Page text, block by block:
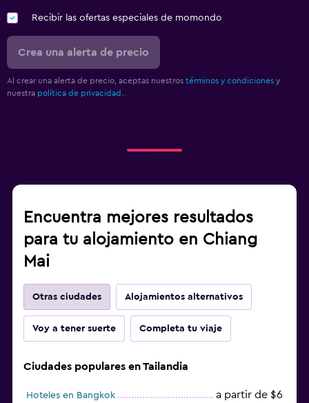
Recibir las ofertas especiales de momondo
Crea una alerta de precio
Al crear una alerta de precio, aceptas nuestros términos y condiciones y
nuestra política de privacidad.
Encuentra mejores resultados
para tu alojamiento en Chiang
Mai
Otras ciudades Alojamientos alternativos
Voy a tener suerte Completa tu viaje
Ciudades populares en Tailandia
Hoteles en Bangkok a partir de $6